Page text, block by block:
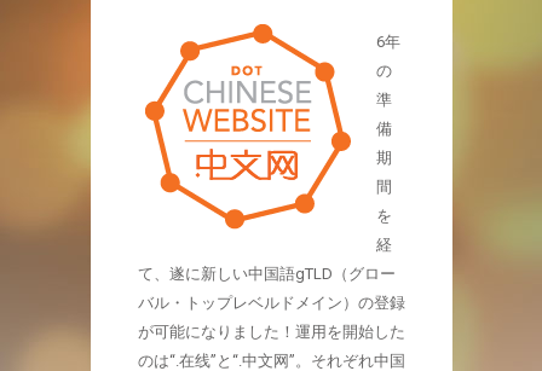
6年
の
準
備
期
間
を
経
て、遂に新しい中国語gTLD（グロー
バル・トップレベルドメイン）の登録
が可能になりました！運用を開始した
のは“.在线”と“.中文网”。それぞれ中国